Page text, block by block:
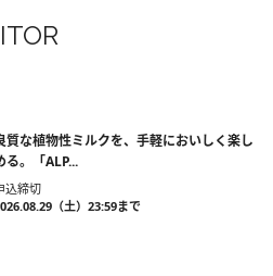
質な植物性ミルクを、手軽においしく楽し
る。「ALP...
込締切
（土）23:59まで